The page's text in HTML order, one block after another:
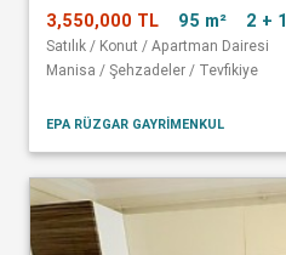
3,550,000 TL 95 m² 2 + 1
Satılık / Konut / Apartman Dairesi
Manisa / Şehzadeler / Tevfikiye
EPA RÜZGAR GAYRİMENKUL